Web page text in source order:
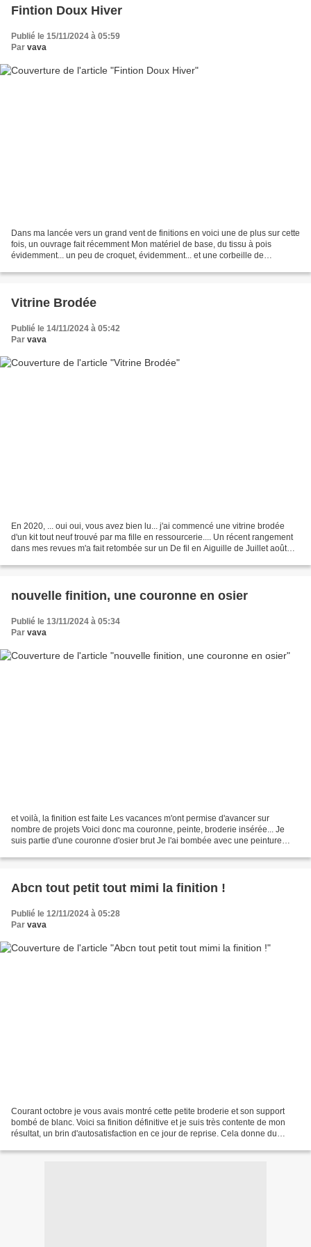
Fintion Doux Hiver
Publié le 15/11/2024 à 05:59
Par vava
Dans ma lancée vers un grand vent de finitions en voici une de plus sur cette
fois, un ouvrage fait récemment Mon matériel de base, du tissu à pois
évidemment... un peu de croquet, évidemment... et une corbeille de
Vitrine Brodée
Publié le 14/11/2024 à 05:42
Par vava
En 2020, ... oui oui, vous avez bien lu... j'ai commencé une vitrine brodée
d'un kit tout neuf trouvé par ma fille en ressourcerie.... Un récent rangement
dans mes revues m'a fait retombée sur un De fil en Aiguille de Juillet août
nouvelle finition, une couronne en osier
Publié le 13/11/2024 à 05:34
Par vava
et voilà, la finition est faite Les vacances m'ont permise d'avancer sur
nombre de projets Voici donc ma couronne, peinte, broderie insérée... Je
suis partie d'une couronne d'osier brut Je l'ai bombée avec une peinture
Abcn tout petit tout mimi la finition !
Publié le 12/11/2024 à 05:28
Par vava
Courant octobre je vous avais montré cette petite broderie et son support
bombé de blanc. Voici sa finition définitive et je suis très contente de mon
résultat, un brin d'autosatisfaction en ce jour de reprise. Cela donne du